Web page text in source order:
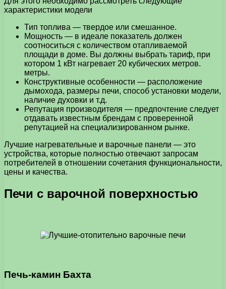
характеристики модели
Тип топлива — твердое или смешанное.
Мощность — в идеале показатель должен
соотноситься с количеством отапливаемой
площади в доме. Вы должны выбрать тариф, при
котором 1 кВт нагревает 20 кубических метров.
метры.
Конструктивные особенности — расположение
дымохода, размеры печи, способ установки модели,
наличие духовки и т.д.
Репутация производителя — предпочтение следует
отдавать известным брендам с проверенной
репутацией на специализированном рынке.
Лучшие нагревательные и варочные панели — это
устройства, которые полностью отвечают запросам
потребителей в отношении сочетания функциональности,
цены и качества.
Печи с варочной поверхностью
Печь-камин Бахта